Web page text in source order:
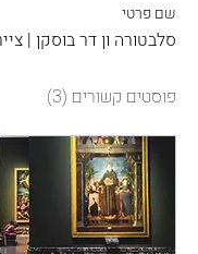
שם פרטי
סלבטורה ון דר בוסקן |
פוסטים קשורים (3)